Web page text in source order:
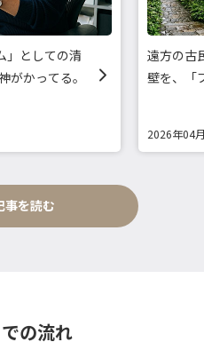
」としての清
がかってる。
遠方の古
壁を、「
2026年04
事を読む
の流れ